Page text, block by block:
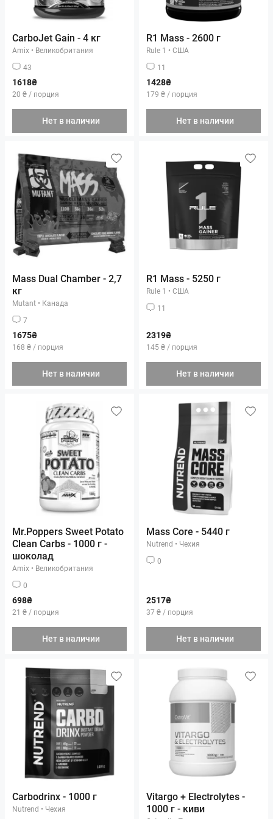
CarboJet Gain - 4 кг
Amix • Великобритания
43
1618₴
20 ₴ / порция
Нет в наличии
R1 Mass - 2600 г
Rule 1 • США
11
1428₴
179 ₴ / порция
Нет в наличии
Mass Dual Chamber - 2,7
кг
Mutant • Канада
7
1675₴
168 ₴ / порция
Нет в наличии
R1 Mass - 5250 г
Rule 1 • США
11
2319₴
145 ₴ / порция
Нет в наличии
Mr.Poppers Sweet Potato
Clean Carbs - 1000 г -
шоколад
Amix • Великобритания
0
698₴
21 ₴ / порция
Нет в наличии
Mass Core - 5440 г
Nutrend • Чехия
0
2517₴
37 ₴ / порция
Нет в наличии
Carbodrinx - 1000 г
Nutrend • Чехия
Vitargo + Electrolytes -
1000 г - киви